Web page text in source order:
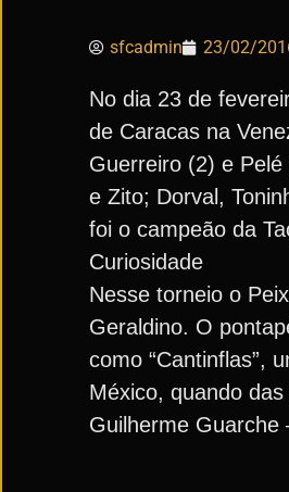
sfcadmin 23/02/
No dia 23 de
de Caracas na
Guerreiro (2) e
e Zito; Dorval,
foi o campeão da
Curiosidade
Nesse torneio o
Geraldino. O
como “Cantinflas”,
México, quando
Guilherme